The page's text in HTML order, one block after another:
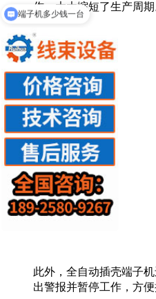
作，大大缩短了生产周
此外，全自动插壳端子
出警报并暂停工作，方
端子机多少钱一台